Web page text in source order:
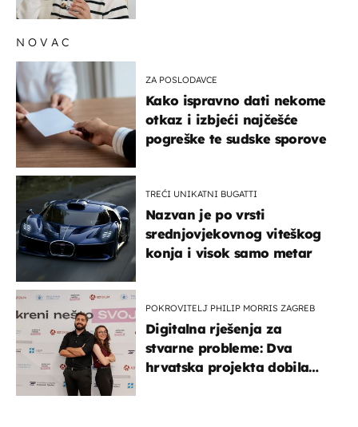
NOVAC
ZA POSLODAVCE
Kako ispravno dati nekome
otkaz i izbjeći najčešće
pogreške te sudske sporove
TREĆI UNIKATNI BUGATTI
Nazvan je po vrsti
srednjovjekovnog viteškog
konja i visok samo metar
POKROVITELJ PHILIP MORRIS ZAGREB
Digitalna rješenja za
stvarne probleme: Dva
hrvatska projekta dobila